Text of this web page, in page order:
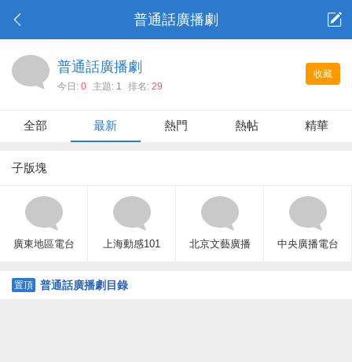
普通話廣播劇
收藏
普通話廣播劇
今日: 0 主題: 1 排名: 29
全部 最新 熱門 熱帖 精華
子版塊
廣東地區電台 上海動感101 北京文藝廣播 中央廣播電台
置頂 普通話廣播劇目錄